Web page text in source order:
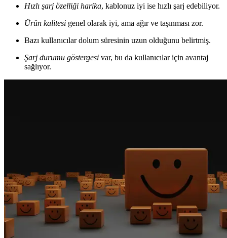
Hızlı şarj özelliği harika, kablonuz iyi ise hızlı şarj edebiliyor.
Ürün kalitesi genel olarak iyi, ama ağır ve taşınması zor.
Bazı kullanıcılar dolum süresinin uzun olduğunu belirtmiş.
Şarj durumu göstergesi var, bu da kullanıcılar için avantaj
sağlıyor.